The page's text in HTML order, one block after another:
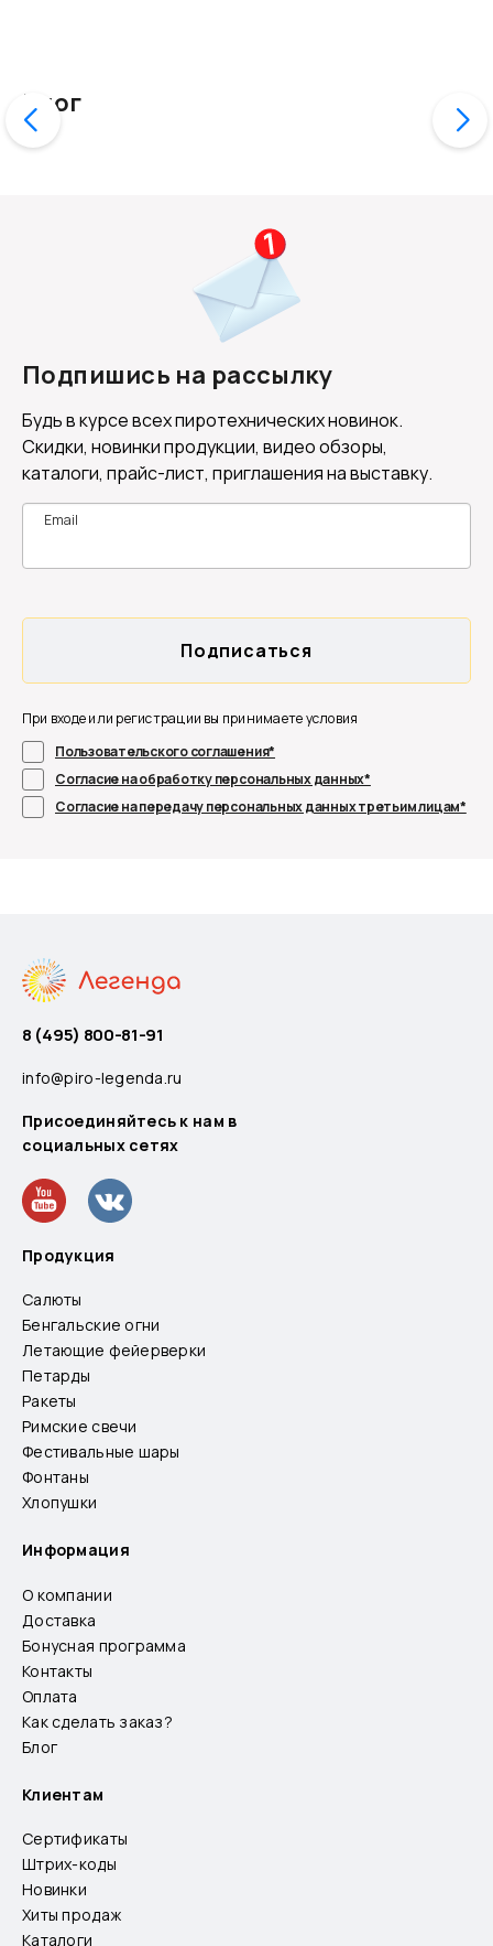
Блог
Подпишись на рассылку
Будь в курсе всех пиротехнических новинок.
Скидки, новинки продукции, видео обзоры,
каталоги, прайс-лист, приглашения на выставку.
Email
Подписаться
При входе или регистрации вы принимаете условия
Пользовательского соглашения*
Согласие на обработку персональных данных*
Согласие на передачу персональных данных третьим лицам*
8 (495) 800-81-91
info@piro-legenda.ru
Присоединяйтесь к нам в
социальных сетях
Продукция
Салюты
Бенгальские огни
Летающие фейерверки
Петарды
Ракеты
Римские свечи
Фестивальные шары
Фонтаны
Хлопушки
Информация
О компании
Доставка
Бонусная программа
Контакты
Оплата
Как сделать заказ?
Блог
Клиентам
Сертификаты
Штрих-коды
Новинки
Хиты продаж
Каталоги